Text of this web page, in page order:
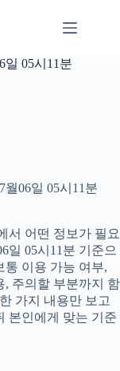
일 05시11분
06일 05시11분
서 어떤 정보가 필요
일 05시11분 기준으
통 이용 가능 여부,
, 주의할 부분까지 함
가지 내용만 보고
본인에게 맞는 기준